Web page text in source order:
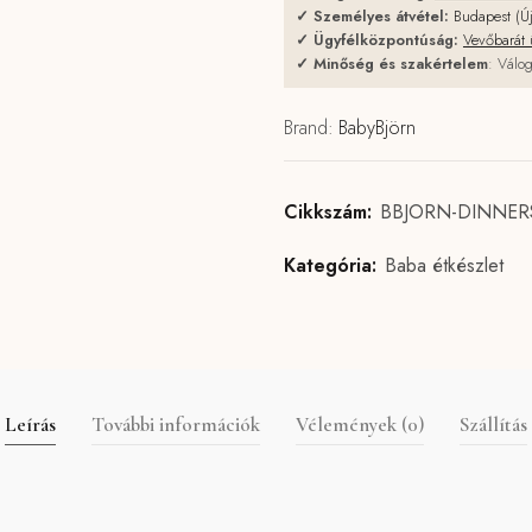
✓ Személyes átvétel: Budapest
✓ Ügyfélközpontúság: Vevőbarát
✓ Minőség és szakértelem:
Brand: BabyBjörn
Cikkszám: BBJORN-
Kategória: Baba étkészlet
Leírás További információk Vélemények (0) Szállítás